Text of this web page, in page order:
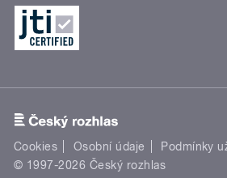
Cookies Osobní údaje Podmínky
© 1997-2026 Český rozhlas